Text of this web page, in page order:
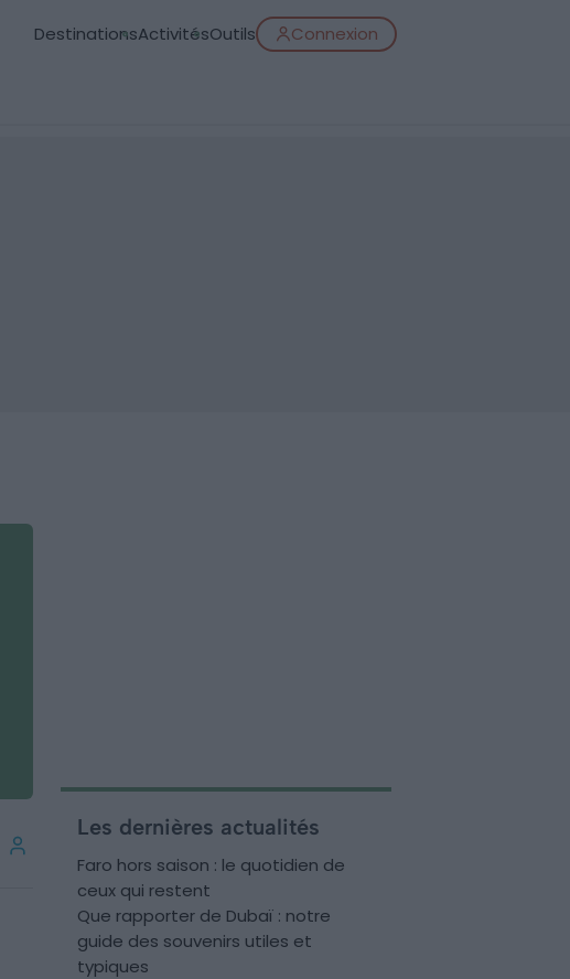
DestinationsActivitésOutils Connexion
Les dernières actualités
Faro hors saison : le quotidien de
ceux qui restent
Que rapporter de Dubaï : notre
guide des souvenirs utiles et
typiques